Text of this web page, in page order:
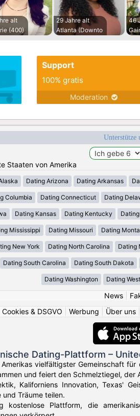
alt
(400)
29 Jahre alt
Atlanta (Downto
46
Support
100% gratis
Moderation
Unterstütze
Staaten von Amerika
Dating Arizona Dating Arkansas
Columbia Dating Connecticut Dating
Dating Kansas Dating Kentucky
Mississippi Dating Missouri Dating
New York Dating North Carolina Dating
Dating South Carolina Dating South Dakota
Dating Washington Dating
News|
Cookies & DSGVO
Werbung Über uns
Dating-Plattform –
vielfältigster Gemeinschaft
und feiert den Schmelztiegel, der
Kaliforniens Innovation, Texas'
und Träume teilen.
kostenlose Plattform, die